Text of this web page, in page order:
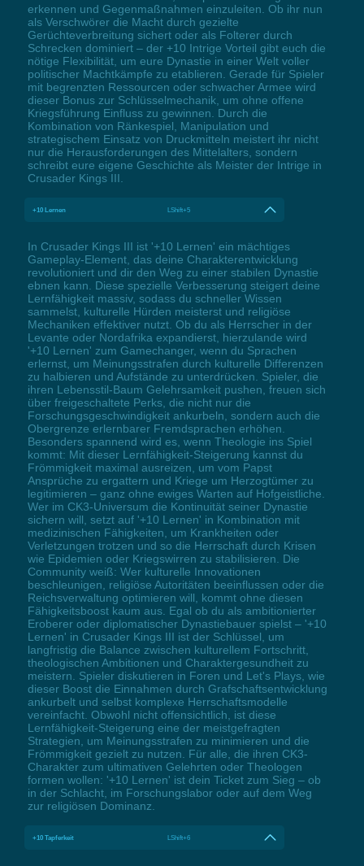
erkennen und Gegenmaßnahmen einzuleiten. Ob ihr nun
als Verschwörer die Macht durch gezielte
Gerüchteverbreitung sichert oder als Folterer durch
Schrecken dominiert – der +10 Intrige Vorteil gibt euch die
nötige Flexibilität, um eure Dynastie in einer Welt voller
politischer Machtkämpfe zu etablieren. Gerade für Spieler
mit begrenzten Ressourcen oder schwacher Armee wird
dieser Bonus zur Schlüsselmechanik, um ohne offene
Kriegsführung Einfluss zu gewinnen. Durch die
Kombination von Ränkespiel, Manipulation und
strategischem Einsatz von Druckmitteln meistert ihr nicht
nur die Herausforderungen des Mittelalters, sondern
schreibt eure eigene Geschichte als Meister der Intrige in
Crusader Kings III.
+10 Lernen LShift+5
In Crusader Kings III ist '+10 Lernen' ein mächtiges
Gameplay-Element, das deine Charakterentwicklung
revolutioniert und dir den Weg zu einer stabilen Dynastie
ebnen kann. Diese spezielle Verbesserung steigert deine
Lernfähigkeit massiv, sodass du schneller Wissen
sammelst, kulturelle Hürden meisterst und religiöse
Mechaniken effektiver nutzt. Ob du als Herrscher in der
Levante oder Nordafrika expandierst, hierzulande wird
'+10 Lernen' zum Gamechanger, wenn du Sprachen
erlernst, um Meinungsstrafen durch kulturelle Differenzen
zu halbieren und Aufstände zu unterdrücken. Spieler, die
ihren Lebensstil-Baum Gelehrsamkeit pushen, freuen sich
über freigeschaltete Perks, die nicht nur die
Forschungsgeschwindigkeit ankurbeln, sondern auch die
Obergrenze erlernbarer Fremdsprachen erhöhen.
Besonders spannend wird es, wenn Theologie ins Spiel
kommt: Mit dieser Lernfähigkeit-Steigerung kannst du
Frömmigkeit maximal ausreizen, um vom Papst
Ansprüche zu ergattern und Kriege um Herzogtümer zu
legitimieren – ganz ohne ewiges Warten auf Hofgeistliche.
Wer im CK3-Universum die Kontinuität seiner Dynastie
sichern will, setzt auf '+10 Lernen' in Kombination mit
medizinischen Fähigkeiten, um Krankheiten oder
Verletzungen trotzen und so die Herrschaft durch Krisen
wie Epidemien oder Kriegswirren zu stabilisieren. Die
Community weiß: Wer kulturelle Innovationen
beschleunigen, religiöse Autoritäten beeinflussen oder die
Reichsverwaltung optimieren will, kommt ohne diesen
Fähigkeitsboost kaum aus. Egal ob du als ambitionierter
Eroberer oder diplomatischer Dynastiebauer spielst – '+10
Lernen' in Crusader Kings III ist der Schlüssel, um
langfristig die Balance zwischen kulturellem Fortschritt,
theologischen Ambitionen und Charaktergesundheit zu
meistern. Spieler diskutieren in Foren und Let's Plays, wie
dieser Boost die Einnahmen durch Grafschaftsentwicklung
ankurbelt und selbst komplexe Herrschaftsmodelle
vereinfacht. Obwohl nicht offensichtlich, ist diese
Lernfähigkeit-Steigerung eine der meistgefragten
Strategien, um Meinungsstrafen zu minimieren und die
Frömmigkeit gezielt zu nutzen. Für alle, die ihren CK3-
Charakter zum ultimativen Gelehrten oder Theologen
formen wollen: '+10 Lernen' ist dein Ticket zum Sieg – ob
in der Schlacht, im Forschungslabor oder auf dem Weg
zur religiösen Dominanz.
+10 Tapferkeit LShift+6